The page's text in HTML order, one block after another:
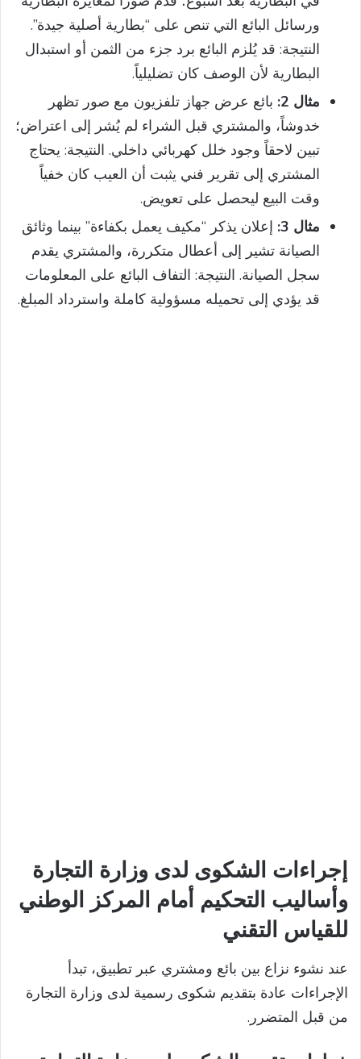
ورسائل البائع التي تنص على “بطارية أصلية جيدة”.
النتيجة: قد يُلزم البائع برد جزء من الثمن أو استبدال
البطارية لأن الوصف كان تضليلياً.
مثال 2:
بائع عرض جهاز تلفزيون مع صور تظهر
خدوشاً، والمشتري قبل الشراء لم يُشر إلى اعتراض؛
تبين لاحقاً وجود خلل كهربائي داخلي. النتيجة: يحتاج
المشتري إلى تقرير فني يثبت أن العيب كان خفياً
وقت البيع ليحصل على تعويض.
مثال 3:
إعلان يذكر “مكيف يعمل بكفاءة” بينما وثائق
الصيانة تشير إلى أعطال متكررة، والمشتري يقدم
سجل الصيانة. النتيجة: التفاف البائع على المعلومات
قد يؤدي إلى تحميله مسؤولية كاملة واسترداد المبلغ.
إجراءات الشكوى لدى وزارة التجارة
وأساليب التحكيم أمام المركز الوطني
للقياس التقني
عند نشوء نزاع بين بائع ومشتري عبر تطبيق، تبدأ
الإجراءات عادة بتقديم شكوى رسمية لدى وزارة التجارة
من قبل المتضرر.